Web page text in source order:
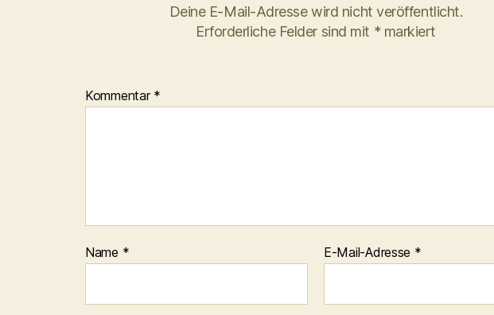
Deine E-Mail-Adresse wird nicht veröffentlicht.
Erforderliche Felder sind mit *markiert
Kommentar *
Name * E-Mail-Adresse *